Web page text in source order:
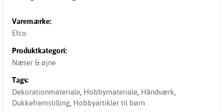
Varemærke:
Efco
Produktkategori:
Næser & øjne
Tags:
Dekorationmateriale, Hobbymateriale, Håndværk,
Dukkefremstilling, Hobbyartikler til børn